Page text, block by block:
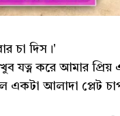
চা দিস।'
যত্ন করে আমার প্রিয়
আলাদা প্লেট